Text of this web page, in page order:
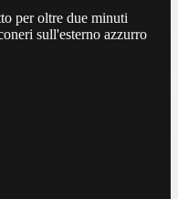
per oltre due minuti
sull'esterno azzurro